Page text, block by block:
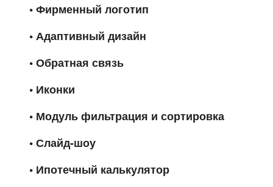
• Фирменный логотип
• Адаптивный дизайн
• Обратная связь
• Иконки
• Модуль фильтрация и сортировка
• Слайд-шоу
• Ипотечный калькулятор